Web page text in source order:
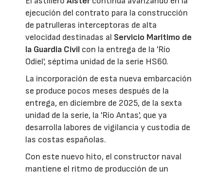
ejecución del contrato para la construcción
de patrulleras interceptoras de alta
velocidad destinadas al Servicio Marítimo de
la Guardia Civil con la entrega de la 'Río
Odiel', séptima unidad de la serie HS60.
La incorporación de esta nueva embarcación
se produce pocos meses después de la
entrega, en diciembre de 2025, de la sexta
unidad de la serie, la 'Río Antas', que ya
desarrolla labores de vigilancia y custodia de
las costas españolas.
Con este nuevo hito, el constructor naval
mantiene el ritmo de producción de un